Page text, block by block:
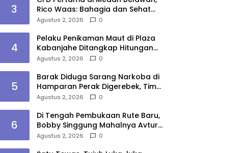
3
Rico Waas: Bahagia dan Sehat
Harus Menjangkau Seluruh Sudut
Agustus 2, 2026 0
4
Pelaku Penikaman Maut di Plaza
Kabanjahe Ditangkap Hitungan
Menit, Polisi Dalami Motif
Agustus 2, 2026 0
5
Barak Diduga Sarang Narkoba di
Hamparan Perak Digerebek, Tim
Gabungan Musnahkan Lokasi
Agustus 2, 2026 0
6
Di Tengah Pembukaan Rute Baru,
Bobby Singgung Mahalnya Avtur
Kualanamu
Agustus 2, 2026 0